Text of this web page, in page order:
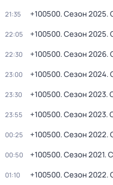
21:35 +100500. Сезон 2025.
22:05 +100500. Сезон 2025.
22:30 +100500. Сезон 2026.
23:00 +100500. Сезон 2024.
23:30 +100500. Сезон 2023.
23:55 +100500. Сезон 2023.
00:25 +100500. Сезон 2022.
00:50 +100500. Сезон 2021.
01:10 +100500. Сезон 2022.